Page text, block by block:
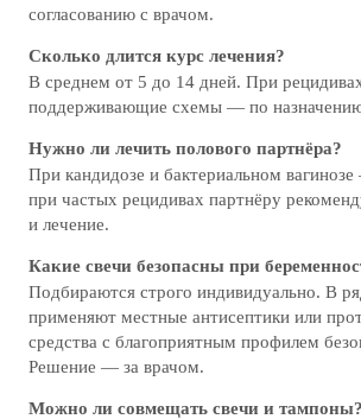
согласованию с врачом.
Сколько длится курс лечения?
В среднем от 5 до 14 дней. При
поддерживающие схемы — по
Нужно ли лечить полового партнёра?
При кандидозе и бактериальном
при частых рецидивах партнёру
и лечение.
Какие свечи безопасны при
Подбираются строго индивидуально. В
применяют местные антисептики или
средства с благоприятным профилем
Решение — за врачом.
Можно ли совмещать свечи и тампоны?